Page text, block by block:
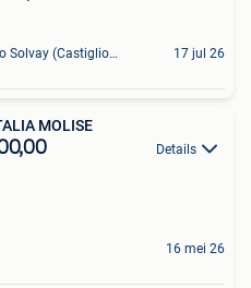
Rosignano Solvay (Castiglioncello) Italy 17 jul 26
MOLISE
Details
16 mei 26